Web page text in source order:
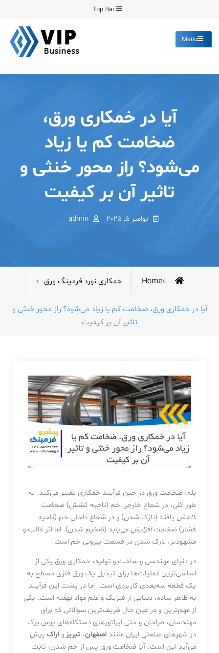
content
Top Bar
Menu
آیا در خمکاری ورق،
ضخامت کم یا زیاد
می‌شود؟ راز محور خنثی و
تاثیر آن بر کیفیت
نوامبر 5, 2025 admin
Home خمکاری نورد فرمینگ ورق
آیا در خمکاری ورق، ضخامت کم یا زیاد می‌شود؟ راز محور خنثی و
تاثیر آن بر کیفیت
بله، ضخامت ورق در حین فرآیند خمکاری تغییر می‌کند. به
طور کلی، در شعاع خارجی خم (ناحیه کشش) ضخامت
کاهش یافته (نازک‌ شدن) و در شعاع داخلی خم (ناحیه
فشار) ضخامتافزایش می‌یابد (ضخیم شدن). اما اثر غالب و
مشهودتر، نازک شدن در قسمت بیرونی خم است.
در دنیای مهندسی و ساخت و تولید، خمکاری ورق یکی از
اساسی‌ترین عملیات‌ها برای تبدیل یک ورق فلزی مسطح به
یک قطعه سه‌بعدی کاربردی است. اما در پشت این فرآیند
به ظاهر ساده، دنیایی از فیزیک و علم مواد نهفته است. یکی
از مهم‌ترین و در عین حال ظریف‌ترین سوالاتی که برای
مهندسان، طراحان و حتی اپراتورهای دستگاه‌های پرس برک
در شهرهای صنعتی ایران مانند اصفهان، تبریزو اراکپیش
می‌آید این است: آیا ضخامت ورق پس از خم شدن، ثابت